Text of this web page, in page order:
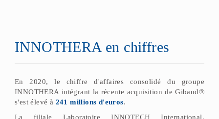
INNOTHERA en chiffres
En 2020, le chiffre d'affaires consolidé du groupe
INNOTHERA intégrant la récente acquisition de Gibaud®
s'est élevé à 241 millions d'euros.
La filiale Laboratoire INNOTECH International,